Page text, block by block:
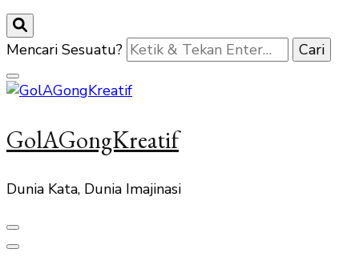
Mencari Sesuatu?
GolAGongKreatif
Dunia Kata, Dunia Imajinasi